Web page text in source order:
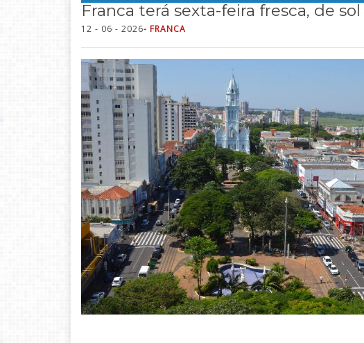
Franca terá sexta-feira fresca, de
12 - 06 - 2026- FRANCA